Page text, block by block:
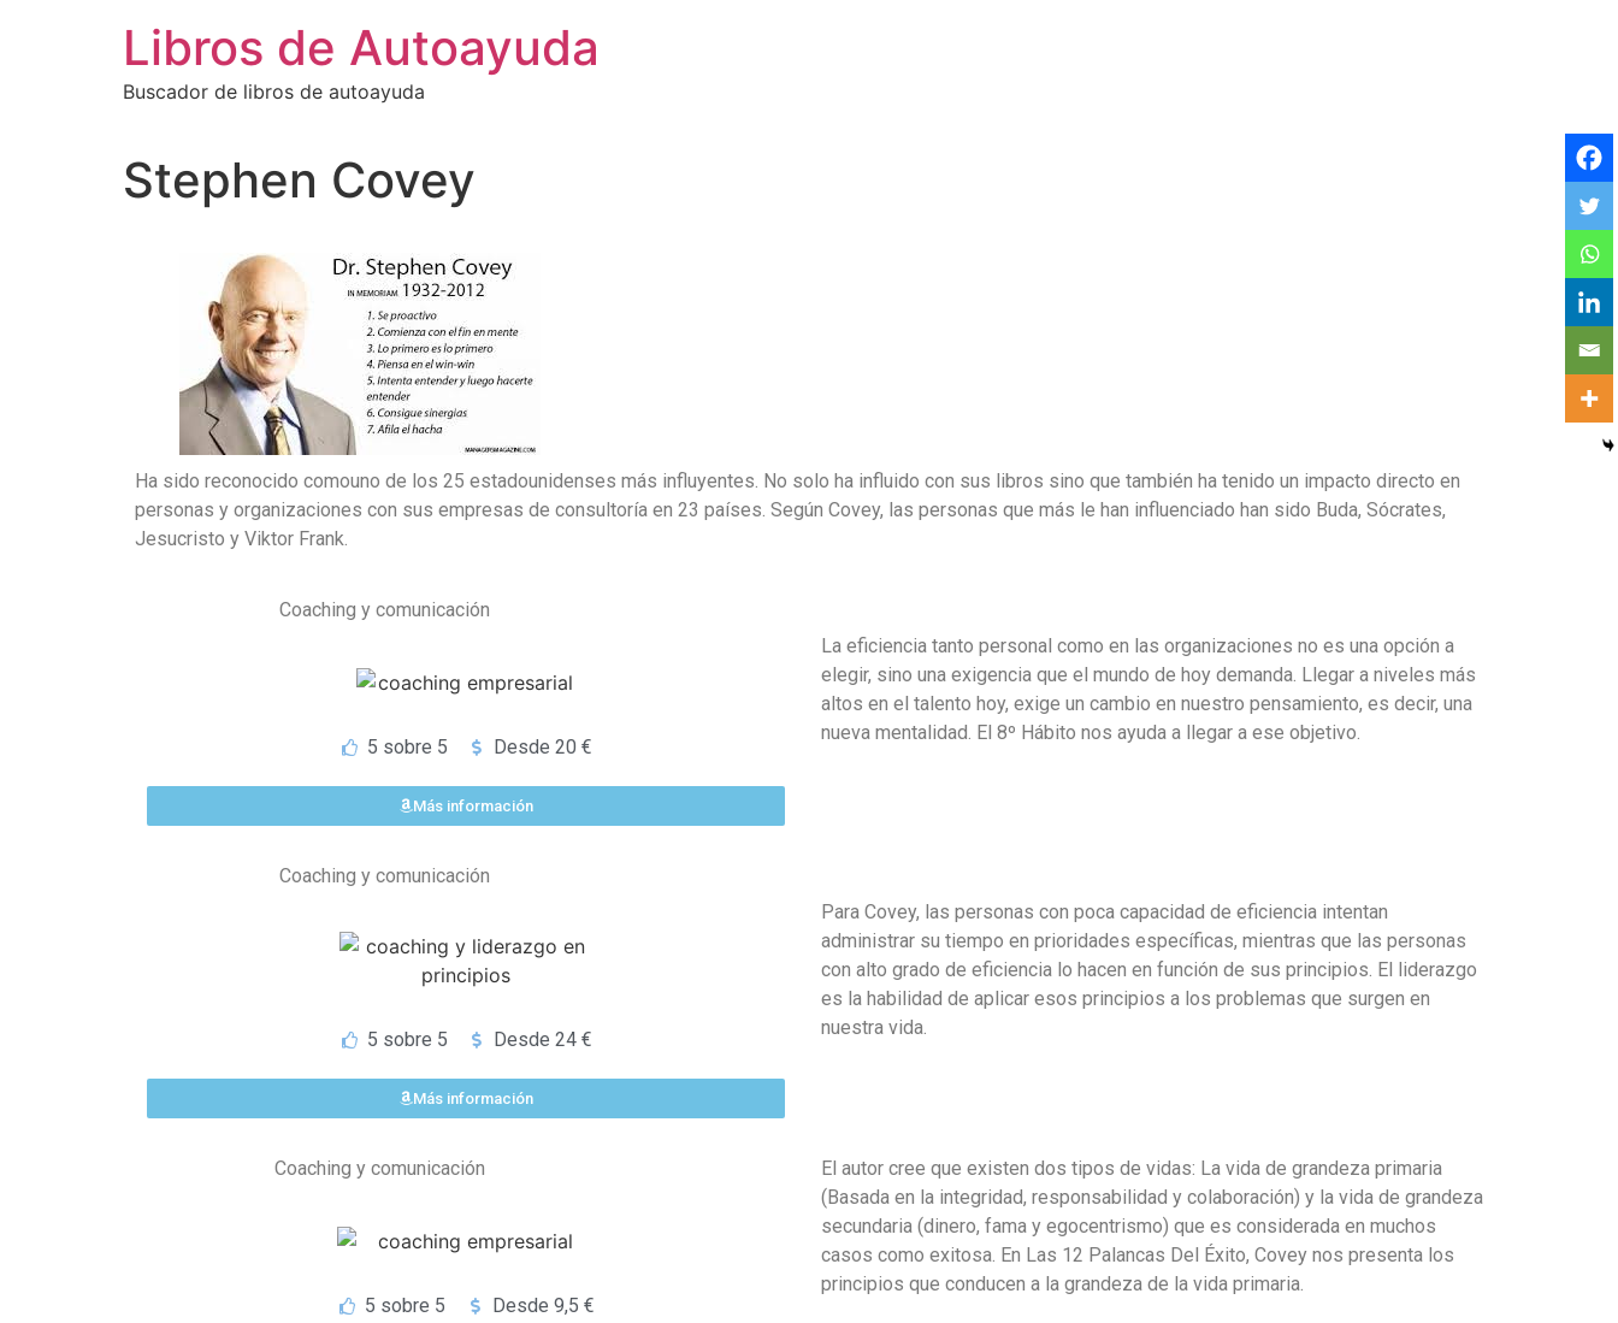
Libros de Autoayuda
Buscador de libros de autoayuda
Stephen Covey
Ha sido reconocido comouno de los 25 estadounidenses más influyentes. No solo ha influido con sus libros sino que también ha tenido un impacto directo en
personas y organizaciones con sus empresas de consultoría en 23 países. Según Covey, las personas que más le han influenciado han sido Buda, Sócrates,
Jesucristo y Viktor Frank.
Coaching y comunicación
5 sobre 5 Desde 20 €
Más información
La eficiencia tanto personal como en las organizaciones no es una opción a
elegir, sino una exigencia que el mundo de hoy demanda. Llegar a niveles más
altos en el talento hoy, exige un cambio en nuestro pensamiento, es decir, una
nueva mentalidad. El 8º Hábito nos ayuda a llegar a ese objetivo.
Coaching y comunicación
5 sobre 5 Desde 24 €
Más información
Para Covey, las personas con poca capacidad de eficiencia intentan
administrar su tiempo en prioridades específicas, mientras que las personas
con alto grado de eficiencia lo hacen en función de sus principios. El liderazgo
es la habilidad de aplicar esos principios a los problemas que surgen en
nuestra vida.
Coaching y comunicación
5 sobre 5 Desde 9,5 €
El autor cree que existen dos tipos de vidas: La vida de grandeza primaria
(Basada en la integridad, responsabilidad y colaboración) y la vida de grandeza
secundaria (dinero, fama y egocentrismo) que es considerada en muchos
casos como exitosa. En Las 12 Palancas Del Éxito, Covey nos presenta los
principios que conducen a la grandeza de la vida primaria.